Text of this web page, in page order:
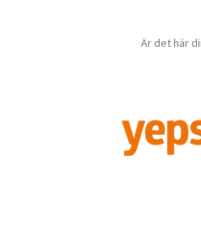
Är det här